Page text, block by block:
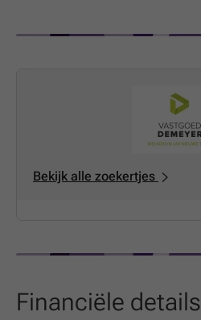
Bekijk alle zoekertjes
Financiële details